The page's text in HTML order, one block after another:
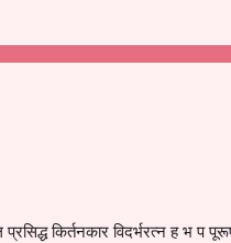
किर्तनकार विदर्भरत्न ह भ प